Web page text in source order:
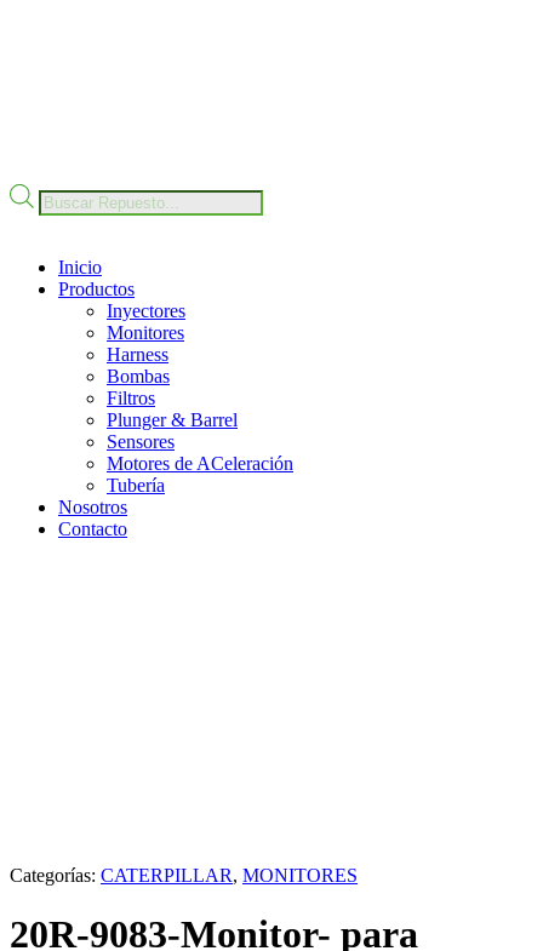
Búsqueda
de
Inicio
Productos
Inyectores
Monitores
Harness
Bombas
Filtros
Plunger & Barrel
Sensores
Motores de ACeleración
Tubería
Nosotros
Contacto
Categorías: CATERPILLAR, MONITORES
20R-9083-Monitor- para